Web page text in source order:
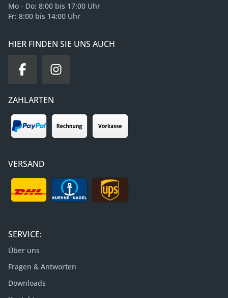
Mo - Do: 8:00 bis 17:00 Uhr
Fr: 8:00 bis 14:00 Uhr
HIER FINDEN SIE UNS AUCH
ZAHLARTEN
VERSAND
SERVICE:
Über uns
Fragen & Antworten
Downloads